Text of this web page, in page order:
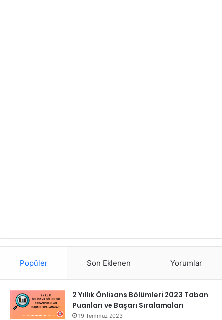
Popüler Son Eklenen Yorumlar
2 Yıllık Önlisans Bölümleri 2023 Taban
Puanları ve Başarı Sıralamaları
19 Temmuz 2023